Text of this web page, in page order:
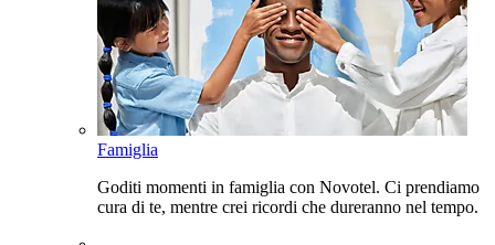
Famiglia
Goditi momenti in famiglia con Novotel. Ci prendiamo
cura di te, mentre crei ricordi che dureranno nel tempo.